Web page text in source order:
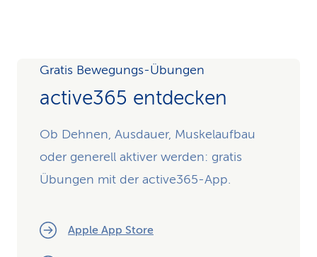
Gratis Bewegungs-Übungen
active365 entdecken
Ob Dehnen, Ausdauer, Muskelaufbau
oder generell aktiver werden: gratis
Übungen mit der active365-App.
Apple App Store